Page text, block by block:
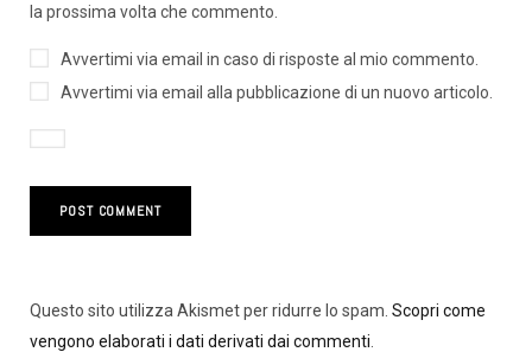
la prossima volta che commento.
Avvertimi via email in caso di risposte al mio commento.
Avvertimi via email alla pubblicazione di un nuovo articolo.
Questo sito utilizza Akismet per ridurre lo spam. Scopri come
vengono elaborati i dati derivati dai commenti